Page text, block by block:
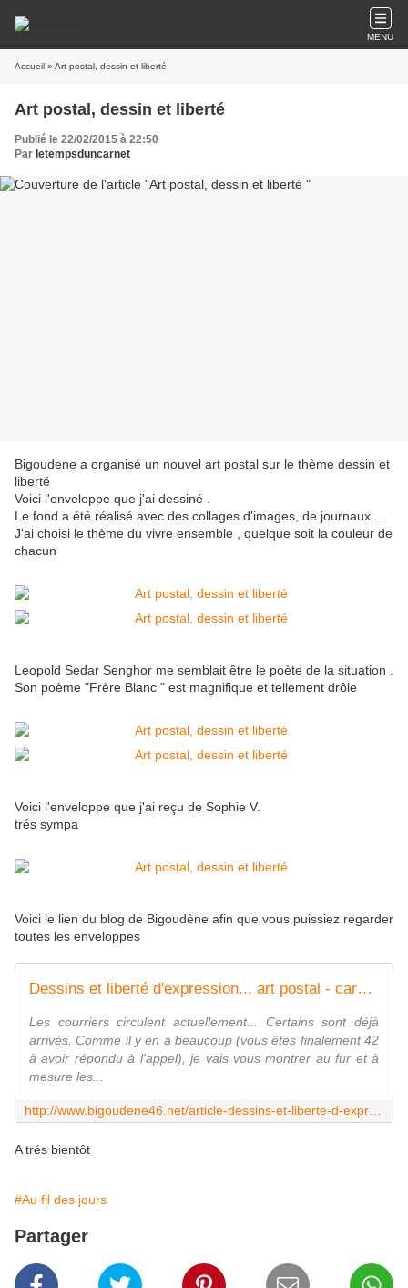
MENU
Accueil » Art postal, dessin et liberté
Art postal, dessin et liberté
Publié le 22/02/2015 à 22:50
Par letempsduncarnet
Bigoudene a organisé un nouvel art postal sur le thème dessin et
liberté
Voici l'enveloppe que j'ai dessiné .
Le fond a été réalisé avec des collages d'images, de journaux ..
J'ai choisi le thème du vivre ensemble , quelque soit la couleur de
chacun
Leopold Sedar Senghor me semblait être le poète de la situation .
Son poème "Frère Blanc " est magnifique et tellement drôle
Voici l'enveloppe que j'ai reçu de Sophie V.
trés sympa
Voici le lien du blog de Bigoudène afin que vous puissiez regarder
toutes les enveloppes
Dessins et liberté d'expression... art postal - carnets de ...vie
Les courriers circulent actuellement... Certains sont déjà
arrivés. Comme il y en a beaucoup (vous êtes finalement 42
à avoir répondu à l'appel), je vais vous montrer au fur et à
mesure les...
A trés bientôt
#Au fil des jours
Partager